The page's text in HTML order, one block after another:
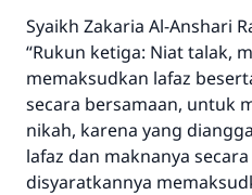
Syaikh Zakaria Al-Anshari
“Rukun ketiga: Niat talak,
memaksudkan lafaz
secara bersamaan, untuk
nikah, karena yang
lafaz dan maknanya
disyaratkannya